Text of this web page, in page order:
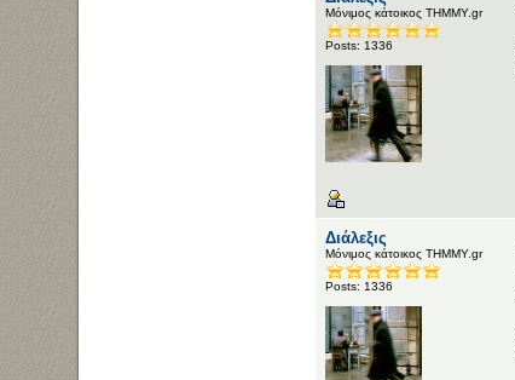
Μόνιμος κάτοικος ΤΗΜΜΥ.gr
Posts: 1336
Διάλεξις
Μόνιμος κάτοικος ΤΗΜΜΥ.gr
Posts: 1336